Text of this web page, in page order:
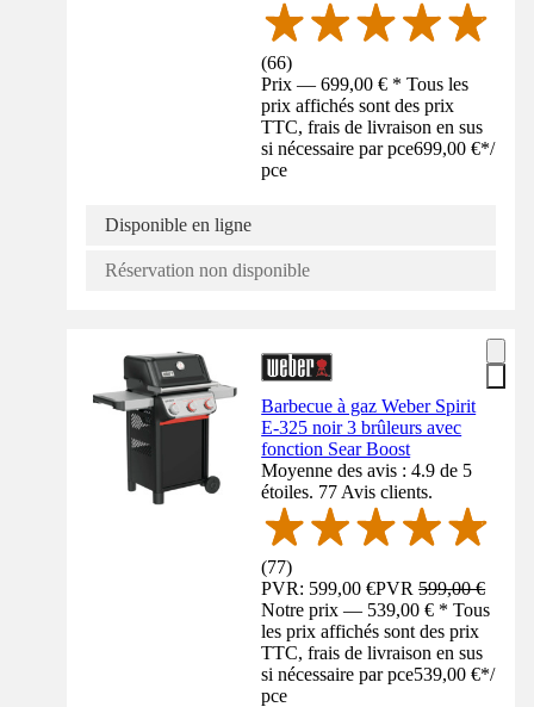
(66)
Prix — 699,00 € * Tous les
prix affichés sont des prix
TTC, frais de livraison en sus
si nécessaire par pce699,00 €*/
pce
Disponible en ligne
Réservation non disponible
Barbecue à gaz Weber Spirit
E-325 noir 3 brûleurs avec
fonction Sear Boost
Moyenne des avis : 4.9 de 5
étoiles. 77 Avis clients.
(77)
PVR: 599,00 €PVR599,00 €
Notre prix — 539,00 € * Tous
les prix affichés sont des prix
TTC, frais de livraison en sus
si nécessaire par pce539,00 €*/
pce